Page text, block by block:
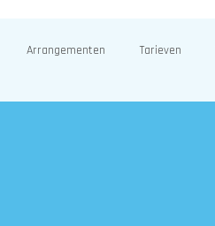
Arrangementen Tarieven